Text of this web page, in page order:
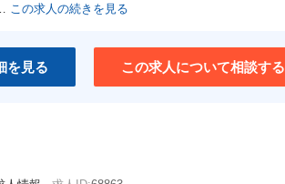
介護支援制度あり
この求人の続きを見る
を見る この求人について相談する